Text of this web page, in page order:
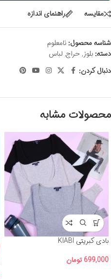
مقايسه راهنمای اندازه
شناسه محصول: نامعلوم
دسته: بلوز,حراج, لباس
دنبال کردن:
محصولات مشابه
بادی کبریتی KIABI
699,000 تومان